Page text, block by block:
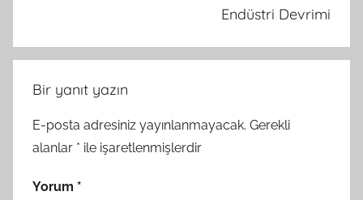
Endüstri Devrimi
Bir yanıt yazın
E-posta adresiniz yayınlanmayacak. Gerekli
alanlar * ile işaretlenmişlerdir
Yorum *